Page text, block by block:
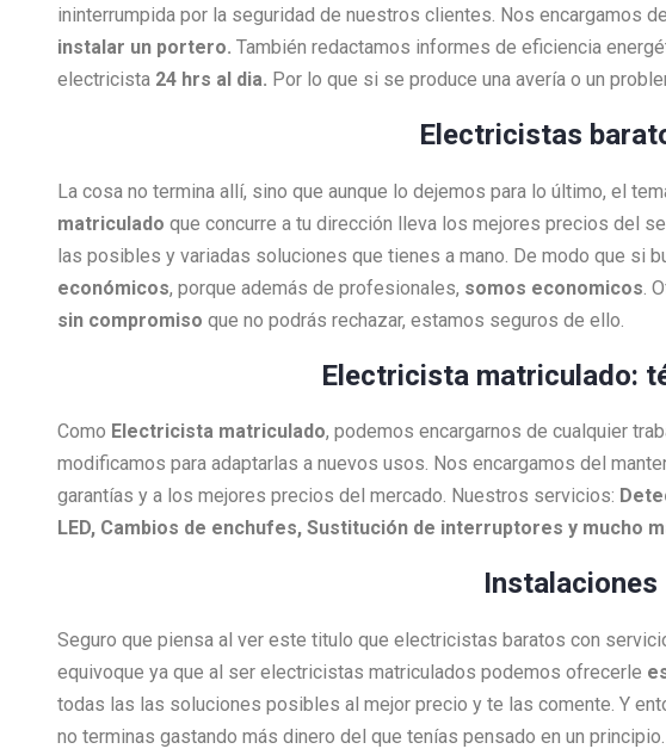
ininterrumpida por la seguridad de nuestros clientes. Nos encargamos de
instalar un portero. También redactamos informes de eficiencia
electricista 24 hrs al dia. Por lo que si se produce una avería o un
Electricistas
La cosa no termina allí, sino que aunque lo dejemos para lo último, el
matriculado que concurre a tu dirección lleva los mejores precios del
las posibles y variadas soluciones que tienes a mano. De modo que si
económicos, porque además de profesionales, somos economicos .
sin compromiso que no podrás rechazar, estamos seguros de ello.
Electricista matriculado:
Como Electricista matriculado, podemos encargarnos de cualquier
modificamos para adaptarlas a nuevos usos. Nos encargamos del
garantías y a los mejores precios del mercado. Nuestros servicios:
LED, Cambios de enchufes, Sustitución de interruptores y mucho
Seguro que piensa al ver este titulo que electricistas baratos con
equivoque ya que al ser electricistas matriculados podemos ofrecerle
todas las las soluciones posibles al mejor precio y te las comente. Y
no terminas gastando más dinero del que tenías pensado en un principio.